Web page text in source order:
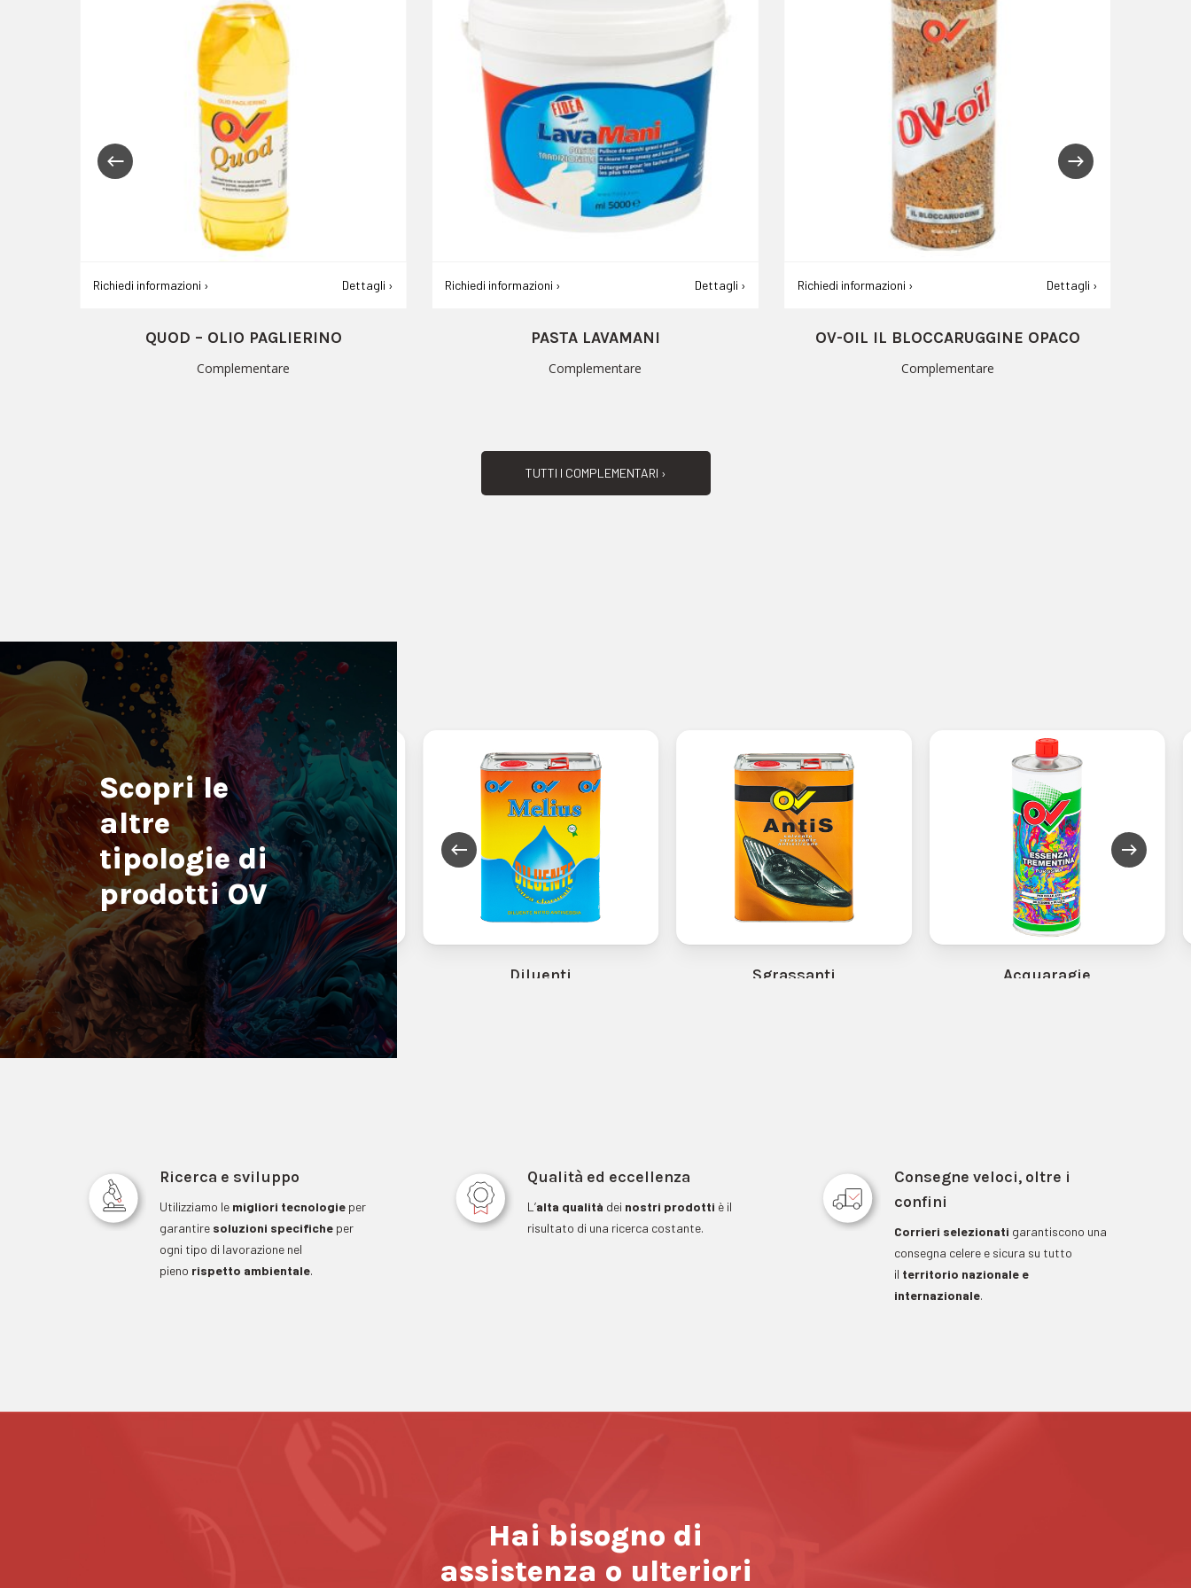
Richiedi informazioni › Dettagli ›
PASTA LAVAMANI
Complementare
Richiedi informazioni › Dettagli ›
OV-OIL IL BLOCCARUGGINE OPACO
Complementare
Richiedi informazioni › Dettagli ›
VERNICE SPARTITRAFFICO
Complementare
TUTTI I COMPLEMENTARI ›
Scopri le
altre
tipologie di
prodotti OV
Diluenti Sgrassanti Acquaragie
Materie prime
Ricerca e sviluppo
Utilizziamo le migliori tecnologie per
garantire soluzioni specifiche per
ogni tipo di lavorazione nel
pieno rispetto ambientale.
Qualità ed eccellenza
L’alta qualità dei nostri prodotti è il
risultato di una ricerca costante.
Consegne veloci, oltre i
confini
Corrieri selezionati garantiscono una
consegna celere e sicura su tutto
il territorio nazionale e
internazionale.
Hai bisogno di
assistenza o ulteriori